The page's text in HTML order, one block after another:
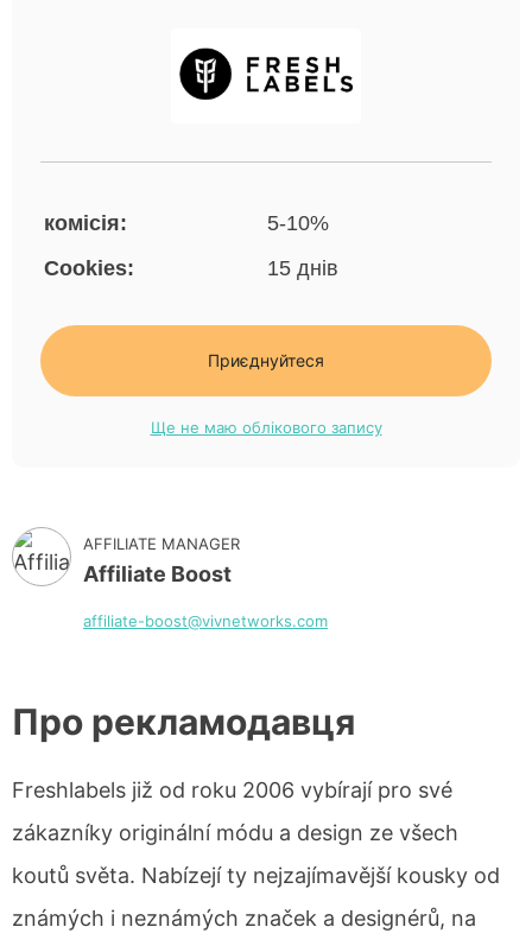
комісія:
5-10%
Cookies:
15 днів
Приєднуйтеся
Ще не маю облікового запису
AFFILIATE MANAGER
Affiliate Boost
affiliate-boost@vivnetworks.com
Про рекламодавця
Freshlabels již od roku 2006 vybírají pro své
zákazníky originální módu a design ze všech
koutů světa. Nabízejí ty nejzajímavější kousky od
známých i neznámých značek a designérů, na